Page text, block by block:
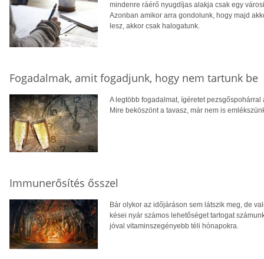
mindenre ráérő nyugdíjas alakja csak egy
Azonban amikor arra gondolunk, hogy majd
lesz, akkor csak halogatunk.
Fogadalmak, amit fogadjunk, hogy nem tartunk be
A legtöbb fogadalmat, ígéretet
Mire beköszönt a tavasz, már nem is
Immunerősítés ősszel
Bár olykor az időjáráson sem látszik meg, de
kései nyár számos lehetőséget tartogat
jóval vitaminszegényebb téli hónapokra.